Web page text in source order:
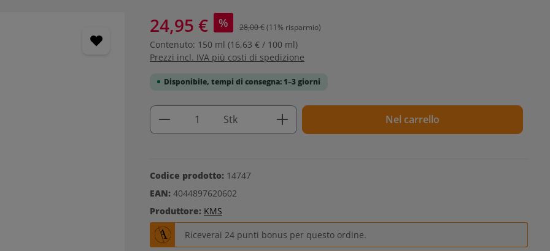
24,95 € % 28,00 €(11% risparmio)
Contenuto: 150 ml (16,63 € / 100 ml)
Prezzi incl. IVA più costi di spedizione
Disponibile, tempi di consegna: 1–3 giorni
Quantità del prodotto: inserisci la quantità desiderata o
Stk Nel carrello
Codice prodotto: 14747
EAN: 4044897620602
Produttore: KMS
Riceverai 24 punti bonus per questo ordine.